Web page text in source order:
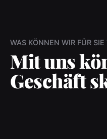
WAS KÖNNEN WIR FÜR SIE
Mit uns
Geschäft